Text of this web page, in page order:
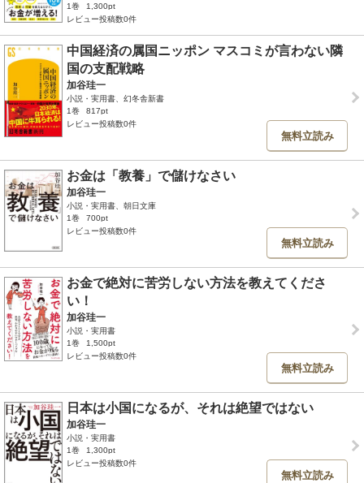
1巻
1,300pt
レビュー投稿数0件
中国経済の属国ニッポン マスコミが言わない隣
国の支配戦略
加谷珪一
小説・実用書、幻冬舎新書
1巻
817pt
レビュー投稿数0件
無料立読み
お金は「教養」で儲けなさい
加谷珪一
小説・実用書、朝日文庫
1巻
700pt
レビュー投稿数0件
無料立読み
お金で絶対に苦労しない方法を教えてくださ
い！
加谷珪一
小説・実用書
1巻
1,500pt
レビュー投稿数0件
無料立読み
日本は小国になるが、それは絶望ではない
加谷珪一
小説・実用書
1巻
1,300pt
レビュー投稿数0件
無料立読み